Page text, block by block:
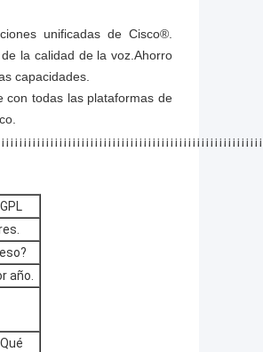
unificadas de Cisco®.
la calidad de la voz.Ahorro
capacidades.
con todas las plataformas de
año.